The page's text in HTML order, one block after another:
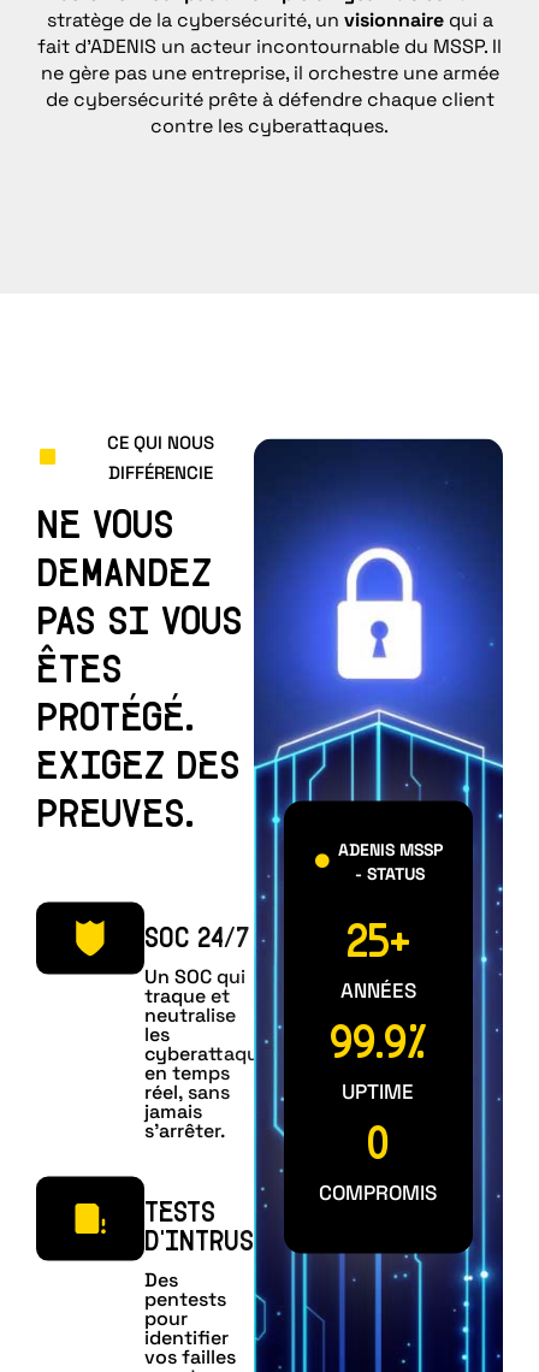
stratège de la cybersécurité, un visionnairequi a
fait d’ADENIS un acteur incontournable du MSSP. Il
ne gère pas une entreprise, il orchestre une armée
de cybersécurité prête à défendre chaque client
contre les cyberattaques.
CE QUI NOUS
DIFFÉRENCIE
NE VOUS
DEMANDEZ
PAS SI VOUS
ÊTES
PROTÉGÉ.
EXIGEZ DES
PREUVES.
SOC 24/7
Un SOC qui
traque et
neutralise
les
cyberattaques
en temps
réel, sans
jamais
s’arrêter.
TESTS
D'INTRUSION
Des
pentests
pour
identifier
vos failles
ADENIS MSSP
- STATUS
ANNÉES
25+
UPTIME
99.9%
COMPROMIS
0